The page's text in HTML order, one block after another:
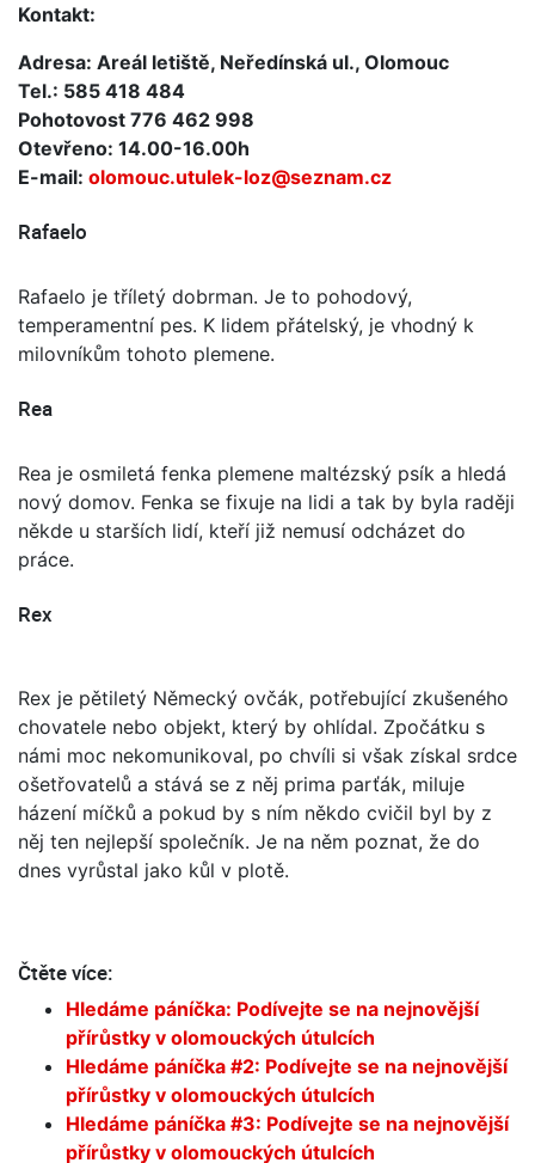
Kontakt:
Adresa: Areál letiště, Neředínská ul., Olomouc
Tel.: 585 418 484
Pohotovost 776 462 998
Otevřeno: 14.00-16.00h
E-mail: olomouc.utulek-loz@seznam.cz
Rafaelo
Rafaelo je tříletý dobrman. Je to pohodový,
temperamentní pes. K lidem přátelský, je vhodný k
milovníkům tohoto plemene.
Rea
Rea je osmiletá fenka plemene maltézský psík a hledá
nový domov. Fenka se fixuje na lidi a tak by byla raději
někde u starších lidí, kteří již nemusí odcházet do
práce.
Rex
Rex je pětiletý Německý ovčák, potřebující zkušeného
chovatele nebo objekt, který by ohlídal. Zpočátku s
námi moc nekomunikoval, po chvíli si však získal srdce
ošetřovatelů a stává se z něj prima parťák, miluje
házení míčků a pokud by s ním někdo cvičil byl by z
něj ten nejlepší společník. Je na něm poznat, že do
dnes vyrůstal jako kůl v plotě.
Čtěte více:
Hledáme páníčka: Podívejte se na nejnovější
přírůstky v olomouckých útulcích
Hledáme páníčka #2: Podívejte se na nejnovější
přírůstky v olomouckých útulcích
Hledáme páníčka #3: Podívejte se na nejnovější
přírůstky v olomouckých útulcích